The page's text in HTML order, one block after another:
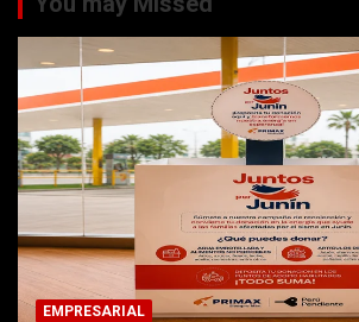
EMPRESARIAL